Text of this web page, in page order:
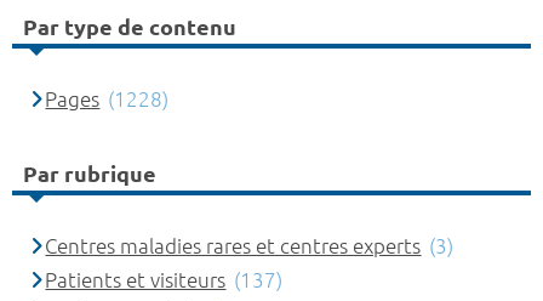
Par type de contenu
Pages (1228)
Par rubrique
Centres maladies rares et centres experts (3)
Patients et visiteurs (137)